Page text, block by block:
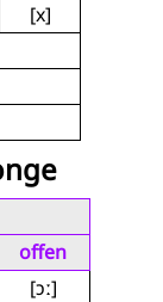
[x]
offen
[ɔː]